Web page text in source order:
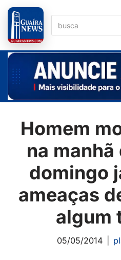
Pular
para
o
conteúdo
Homem
na
domingo
ameaças
algum
05/05/2014